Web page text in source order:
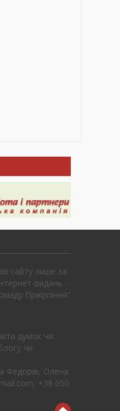
сайту лише за
видань -
Приірпіння"
думок чи
чи
Федорів, Олена
+38 050